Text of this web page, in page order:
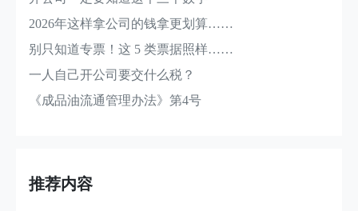
2026年这样拿公司的钱拿更划算……
别只知道专票！这 5 类票据照样……
一人自己开公司要交什么税？
《成品油流通管理办法》第4号
推荐内容